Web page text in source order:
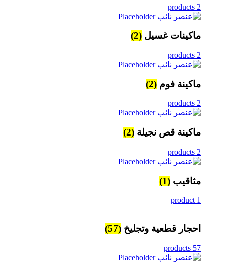
2 products
ماكينات غسيل (2)
2 products
ماكينة فوم (2)
2 products
ماكينة قص نجيلة (2)
2 products
مثاقيب (1)
1 product
احجار قطعية وتجليخ (57)
57 products